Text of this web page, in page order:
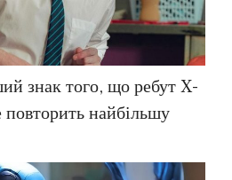
знак того, що ребут X-
найбільшу